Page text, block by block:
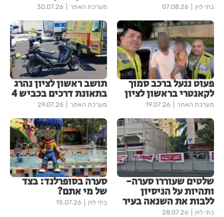
בתי לוין 07.08.26 מערכת האתר 30.07.26
פעוט ננעל ברכב סמוך
לקאנטרי בראשון לציון
מערכת האתר 19.07.26
תושב ראשון לציון נהרג
בתאונת דרכים בכביש 4
מערכת האתר 29.07.26
שלטים שעוררו סערה-
ותהיות על הניסיון
ללבות את השנאה בעיר
בתי לוין 28.07.26
סערה בסופרלנד: בצד
של מי אתם?
בתי לוין 15.07.26